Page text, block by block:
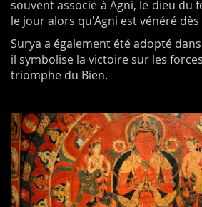
souvent associé à Agni, le dieu du
le jour alors qu'Agni est vénéré
Surya a également été adopté
il symbolise la victoire sur les
triomphe du Bien.